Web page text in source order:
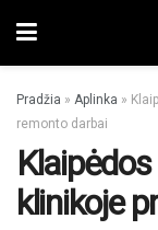
Pradžia » Aplinka »
remonto darbai
klinikoje